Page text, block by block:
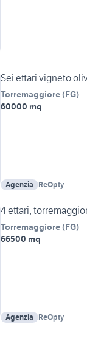
Sei ettari vigneto
Torremaggiore (FG)
60000 mq
Agenzia ReOpty
4 ettari,
Torremaggiore (FG)
66500 mq
Agenzia ReOpty